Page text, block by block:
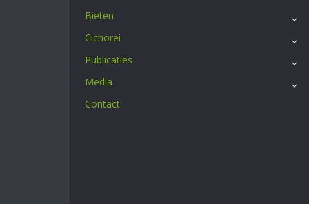
Bieten
Cichorei
Publicaties
Media
Contact